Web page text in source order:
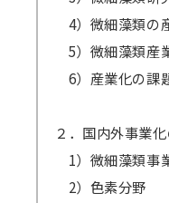
4）微細藻類の
5）微細藻類産
6）産業化の課
２．国内外事業
1）微細藻類事
2）色素分野